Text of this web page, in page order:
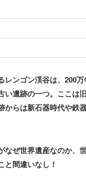
レンゴン渓谷は、200
い遺跡の一つ。ここは
からは新石器時代や鉄
なぜ世界遺産なのか、
と間違いなし！